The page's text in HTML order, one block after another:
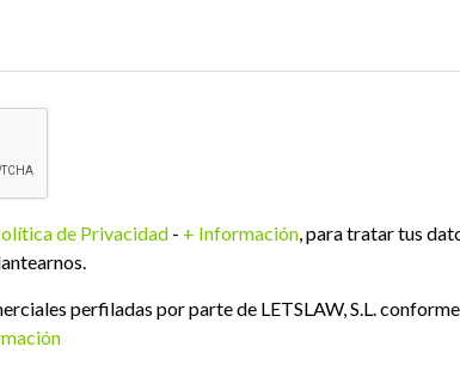
de Privacidad - + Información, para tratar tus
perfiladas por parte de LETSLAW, S.L.